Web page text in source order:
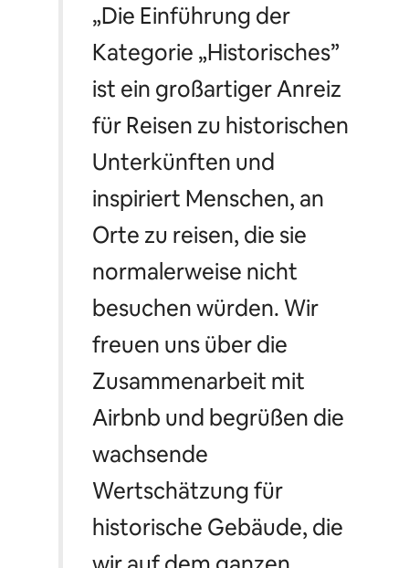
„Die Einführung der
Kategorie „Historisches”
ist ein großartiger Anreiz
für Reisen zu historischen
Unterkünften und
inspiriert Menschen, an
Orte zu reisen, die sie
normalerweise nicht
besuchen würden. Wir
freuen uns über die
Zusammenarbeit mit
Airbnb und begrüßen die
wachsende
Wertschätzung für
historische Gebäude, die